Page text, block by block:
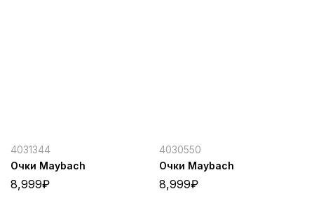
4031344
Очки Maybach
8,999₽
4030550
Очки Maybach
8,999₽